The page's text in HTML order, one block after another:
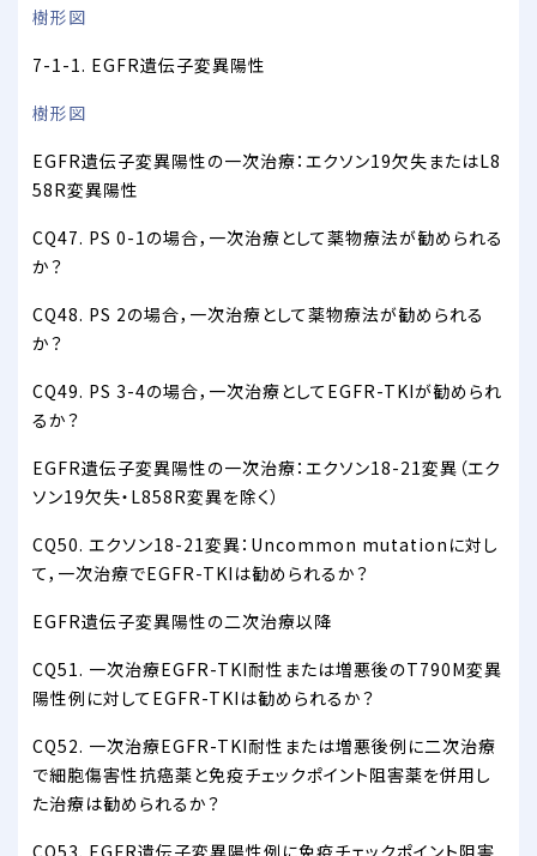
樹形図
7-1-1. EGFR遺伝子変異陽性
樹形図
EGFR遺伝子変異陽性の一次治療：エクソン19欠失またはL8
58R変異陽性
CQ47. PS 0-1の場合，一次治療として薬物療法が勧められる
か？
CQ48. PS 2の場合，一次治療として薬物療法が勧められる
か？
CQ49. PS 3-4の場合，一次治療としてEGFR-TKIが勧められ
るか？
EGFR遺伝子変異陽性の一次治療：エクソン18-21変異（エク
ソン19欠失・L858R変異を除く）
CQ50. エクソン18-21変異：Uncommon mutationに対し
て，一次治療でEGFR-TKIは勧められるか？
EGFR遺伝子変異陽性の二次治療以降
CQ51. 一次治療EGFR-TKI耐性または増悪後のT790M変異
陽性例に対してEGFR-TKIは勧められるか？
CQ52. 一次治療EGFR-TKI耐性または増悪後例に二次治療
で細胞傷害性抗癌薬と免疫チェックポイント阻害薬を併用し
た治療は勧められるか？
CQ53. EGFR遺伝子変異陽性例に免疫チェックポイント阻害